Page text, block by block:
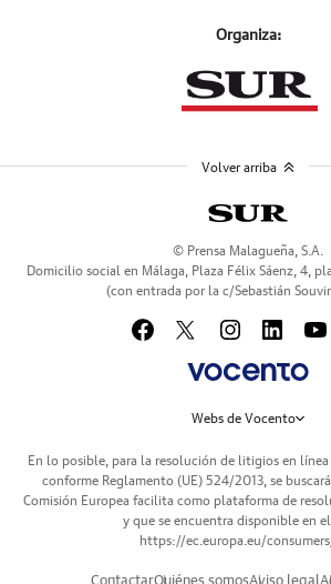
Organiza:
© Prensa Malagueña, S.A.
Domicilio social en Málaga, Plaza Félix Sáenz, 4,
(con entrada por la c/Sebastián
Webs de Vocento
En lo posible, para la resolución de litigios en
conforme Reglamento (UE) 524/2013, se
Comisión Europea facilita como plataforma de
y que se encuentra disponible en
https://ec.europa.eu/
ContactarQuiénes somosAviso legal
Volver arriba